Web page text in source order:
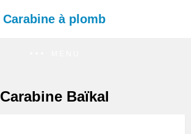
Carabine à plomb
Carabine Baïkal